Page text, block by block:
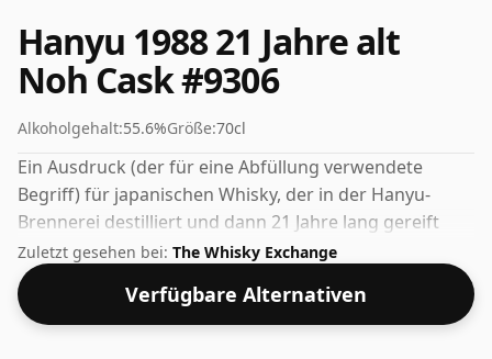
Hanyu 1988 21 Jahre alt
Noh Cask #9306
Alkoholgehalt:55.6%Größe:70cl
Ein Ausdruck (der für eine Abfüllung verwendete
Begriff) für japanischen Whisky, der in der Hanyu-
Brennerei destilliert und dann 21 Jahre lang gereift
wurde. Fans höherprozentiger Whiskys werden von
dieser Abfüllung mit einem Alkoholgehalt von 55,6 %
nicht enttäuscht sein.
Zuletzt gesehen bei: The Whisky Exchange
Verfügbare Alternativen